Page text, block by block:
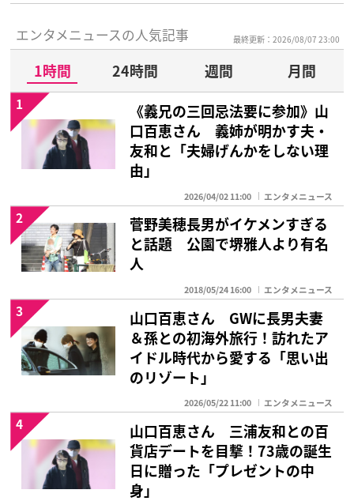
エンタメニュースの人気記事 最終更新：2026/08/07 23:00
1時間 24時間 週間
月間
《義兄の三回忌法要に参加》山
口百恵さん 義姉が明かす夫・
友和と「夫婦げんかをしない理
由」
2026/04/02 11:00 エンタメニュース
1
菅野美穂長男がイケメンすぎる
と話題 公園で堺雅人より有名
人
2018/05/24 16:00 エンタメニュース
2
山口百恵さん GWに長男夫妻
＆孫との初海外旅行！訪れたア
イドル時代から愛する「思い出
のリゾート」
2026/05/22 11:00 エンタメニュース
3
山口百恵さん 三浦友和との百
貨店デートを目撃！73歳の誕生
日に贈った「プレゼントの中
身」
4